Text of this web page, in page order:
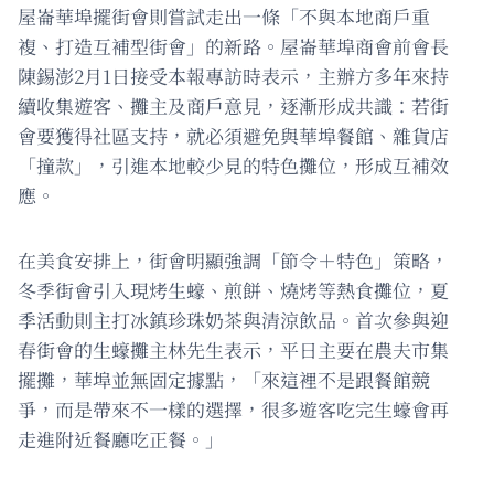
屋崙華埠擺街會則嘗試走出一條「不與本地商戶重
複、打造互補型街會」的新路。屋崙華埠商會前會長
陳錫澎2月1日接受本報專訪時表示，主辦方多年來持
續收集遊客、攤主及商戶意見，逐漸形成共識：若街
會要獲得社區支持，就必須避免與華埠餐館、雜貨店
「撞款」，引進本地較少見的特色攤位，形成互補效
應。
在美食安排上，街會明顯強調「節令＋特色」策略，
冬季街會引入現烤生蠔、煎餅、燒烤等熱食攤位，夏
季活動則主打冰鎮珍珠奶茶與清涼飲品。首次參與迎
春街會的生蠔攤主林先生表示，平日主要在農夫市集
擺攤，華埠並無固定據點，「來這裡不是跟餐館競
爭，而是帶來不一樣的選擇，很多遊客吃完生蠔會再
走進附近餐廳吃正餐。」